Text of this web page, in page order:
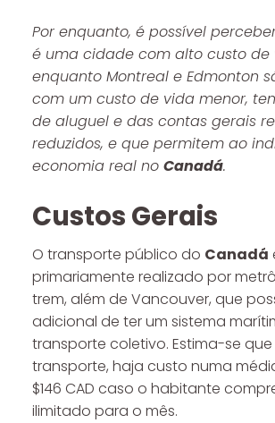
Por enquanto, é possível
é uma cidade com alto custo de
enquanto Montreal e Edmonton
com um custo de vida menor,
de aluguel e das contas gerais
reduzidos, e que permitem ao
economia real no Canadá.
Custos Gerais
O transporte público do Canadá
primariamente realizado por
trem, além de Vancouver, que
adicional de ter um sistema
transporte coletivo. Estima-se
transporte, haja custo numa
$146 CAD caso o habitante
ilimitado para o mês.